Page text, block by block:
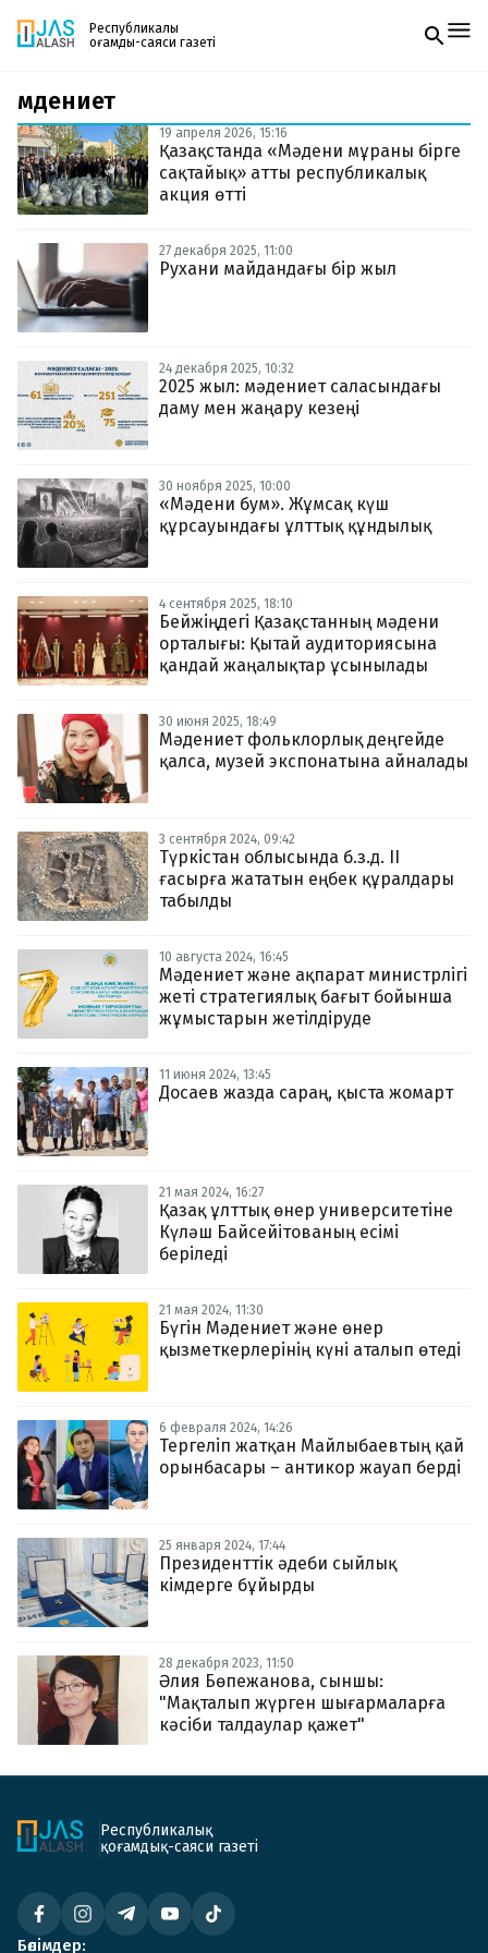
Республикалық
қоғамдық-саяси газеті
Жаңалықтар
Спорт
Live
Руханият
Аймақ
Архив
Заң және тәртіп
Редакциямен байланыс
+7 708 604 51 06
Жарнама бөлімі
Пошта
zhasalash100@gmail.com
Газетке жазылу
PDF форматтағы газетті ай сайын электронды
поштаңызға алып отырыңыз. Жаңа нөмір
шыққан сәтте сізге бірден жіберіледі. Тек email
мәдениет
19 апреля 2026, 15:16
Қазақстанда «Мәдени мұраны бірге
сақтайық» атты республикалық
акция өтті
27 декабря 2025, 11:00
Рухани майдандағы бір жыл
24 декабря 2025, 10:32
2025 жыл: мәдениет саласындағы
даму мен жаңару кезеңі
30 ноября 2025, 10:00
«Мәдени бум». Жұмсақ күш
құрсауындағы ұлттық құндылық
4 сентября 2025, 18:10
Бейжіңдегі Қазақстанның мәдени
орталығы: Қытай аудиториясына
қандай жаңалықтар ұсынылады
30 июня 2025, 18:49
Мәдениет фольклорлық деңгейде
қалса, музей экспонатына айналады
3 сентября 2024, 09:42
Түркістан облысында б.з.д. ІІ
ғасырға жататын еңбек құралдары
табылды
10 августа 2024, 16:45
Мәдениет және ақпарат министрлігі
жеті стратегиялық бағыт бойынша
жұмыстарын жетілдіруде
11 июня 2024, 13:45
Досаев жазда сараң, қыста жомарт
21 мая 2024, 16:27
Қазақ ұлттық өнер университетіне
Күләш Байсейітованың есімі
беріледі
21 мая 2024, 11:30
Бүгін Мәдениет және өнер
қызметкерлерінің күні аталып өтеді
6 февраля 2024, 14:26
Тергеліп жатқан Майлыбаевтың қай
орынбасары – антикор жауап берді
25 января 2024, 17:44
Президенттік әдеби сыйлық
кімдерге бұйырды
28 декабря 2023, 11:50
Әлия Бөпежанова, сыншы:
"Мақталып жүрген шығармаларға
кәсіби талдаулар қажет"
Республикалық
қоғамдық-саяси газеті
Бөлімдер: